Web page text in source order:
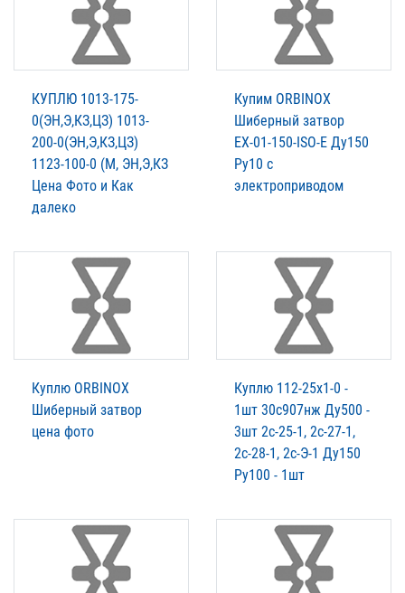
КУПЛЮ 1013-175-
0(ЭН,Э,КЗ,ЦЗ) 1013-
200-0(ЭН,Э,КЗ,ЦЗ)
1123-100-0 (М, ЭН,Э,КЗ
Цена Фото и Как
далеко
Купим ORBINOX
Шиберный затвор
ЕХ-01-150-ISO-E Ду150
Ру10 с
электроприводом
Куплю ORBINOX
Шиберный затвор
цена фото
Куплю 112-25х1-0 -
1шт 30с907нж Ду500 -
3шт 2с-25-1, 2с-27-1,
2с-28-1, 2с-Э-1 Ду150
Ру100 - 1шт